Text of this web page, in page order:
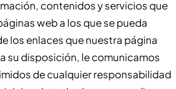
contenidos y servicios que
web a los que se pueda
los enlaces que nuestra página
su disposición, le comunicamos
de cualquier responsabilidad